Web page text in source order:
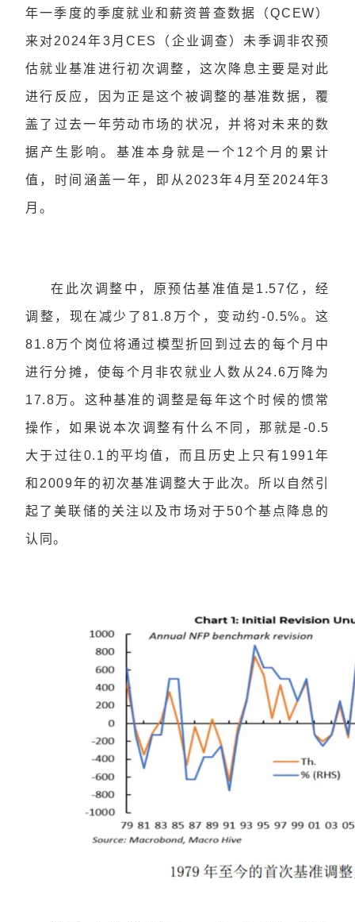
年一季度的季度就业和薪资普查数据（QCEW）
来对2024年3月CES（企业调查）未季调非农预
估就业基准进行初次调整，这次降息主要是对此
进行反应，因为正是这个被调整的 基准数据 ，覆
盖了过去一年劳动市场的状况，并将对未来的数
据产生影响。基准本身就是一个12个月的累计
值，时间涵盖一年，即从2023年4月至2024年3
月。
在此次调整中，原预估基准值是1.57亿，经
调整，现在减少了81.8万个，变动约-0.5%。这
81.8万个岗位将通过模型折回到过去的每个月中
进行分摊，使每个月非农就业人数从24.6万降为
17.8万。这种基准的调整是每年这个时候的惯常
操作，如果说本次调整有什么不同，那就是-0.5
大于过往0.1的平均值，而且历史上只有1991年
和2009年的初次基准调整大于此次。所以自然引
起了美联储的关注以及市场对于50个基点降息的
认同。